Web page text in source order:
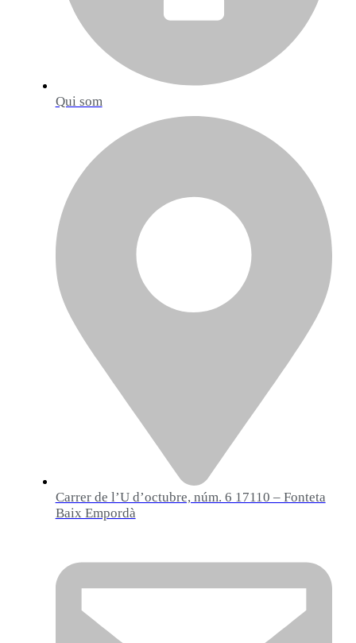
Qui som
Carrer de l’U d’octubre, núm. 6 17110 – Fonteta
Baix Empordà